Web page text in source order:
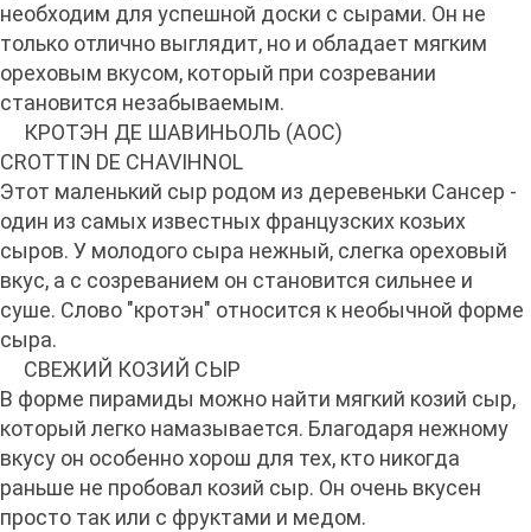
необходим для успешной доски с сырами. Он не
только отлично выглядит, но и обладает мягким
ореховым вкусом, который при созревании
становится незабываемым.
КРОТЭН ДЕ ШАВИНЬОЛЬ (АОС)
CROTTIN DE CHAVIHNOL
Этот маленький сыр родом из деревеньки Сансер -
один из самых известных французских козьих
сыров. У молодого сыра нежный, слегка ореховый
вкус, а с созреванием он становится сильнее и
суше. Слово "кротэн" относится к необычной форме
сыра.
СВЕЖИЙ КОЗИЙ СЫР
В форме пирамиды можно найти мягкий козий сыр,
который легко намазывается. Благодаря нежному
вкусу он особенно хорош для тех, кто никогда
раньше не пробовал козий сыр. Он очень вкусен
просто так или с фруктами и медом.